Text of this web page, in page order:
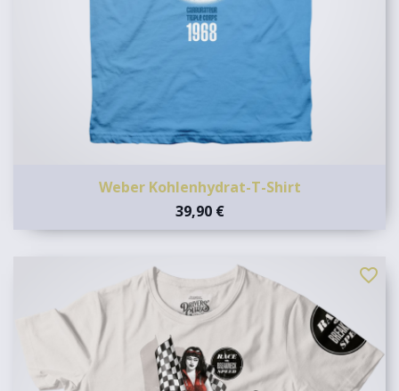
Weber Kohlenhydrat-T-Shirt
39,90 €
favorite_border